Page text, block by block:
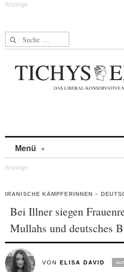
Suche nach:
Menü
IRANISCHE KÄMPFERINNEN –
Bei Illner siegen
Mullahs und deutsches
VON ELISA DAVID